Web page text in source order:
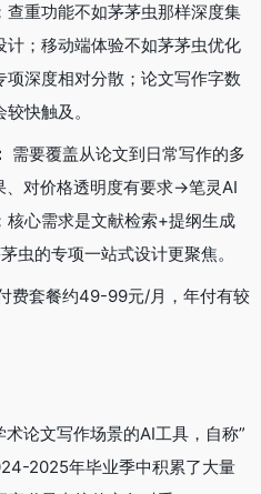
重功能不如茅茅虫那样深度集
；移动端体验不如茅茅虫优化
深度相对分散；论文写作字数
快触及。
需要覆盖从论文到日常写作的多
、对价格透明度有要求→笔灵AI
核心需求是文献检索+提纲生成
虫的专项一站式设计更聚焦。
费套餐约49-99元/月，年付有较
论文写作场景的AI工具，自称”
2025年毕业季中积累了大量